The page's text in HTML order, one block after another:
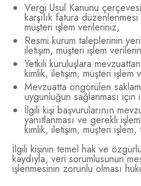
Vergi Usul Kanunu
karşılık fatura
müşteri işlem verileriniz,
Resmi kurum taleplerinin
iletişim, müşteri işlem
Yetkili kuruluşlara
kimlik, iletişim, müşteri işlem
Mevzuatta öngörülen
uygunluğun sağlanması
İlgili kişi başvurularının
yanıtlanması ve gerekli
kimlik, iletişim, müşteri
İlgili kişinin temel hak ve
kaydıyla, veri sorumlusunun
işlenmesinin zorunlu olması